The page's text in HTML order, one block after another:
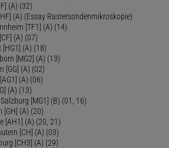
(A) (32)
(A) (Essay Rastersondenmikroskopie)
[TF1] (A) (14)
(A) (07)
[HG1] (A) (18)
[MG2] (A) (13)
[GG] (A) (02)
(A) (06)
(A) (13)
[MG1] (B) (01, 16)
[GH] (A) (20)
[AH1] (A) (20, 21)
[CH] (A) (03)
[CH3] (A) (29)